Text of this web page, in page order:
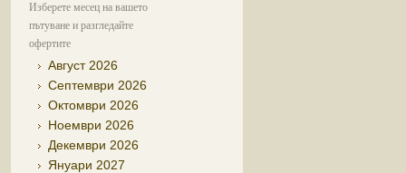
Изберете месец на вашето
пътуване и разгледайте
офертите
Август 2026
Септември 2026
Октомври 2026
Ноември 2026
Декември 2026
Януари 2027